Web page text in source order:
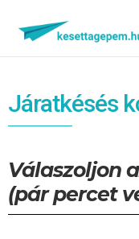
Járatkésés
Válaszoljon
(pár percet